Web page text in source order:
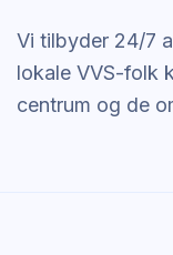
Vi tilbyder 24/7
lokale VVS-folk
centrum og de